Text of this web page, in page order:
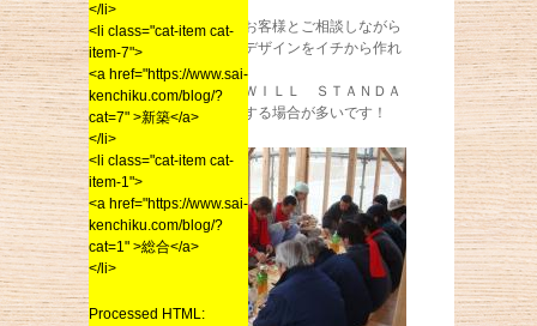
そういう場合、お客様とご相談しながら
自由に間取りやデザインをイチから作れ
る
注文住宅型の「ＷＩＬＬ ＳＴＡＮＤＡ
ＲＤ」にて建築する場合が多いです！
</li>
<li class="cat-item cat-
item-7">
<a href="https://www.sai-
kenchiku.com/blog/?
cat=7" >新築</a>
</li>
<li class="cat-item cat-
item-1">
<a href="https://www.sai-
kenchiku.com/blog/?
cat=1" >総合</a>
</li>
Processed HTML: